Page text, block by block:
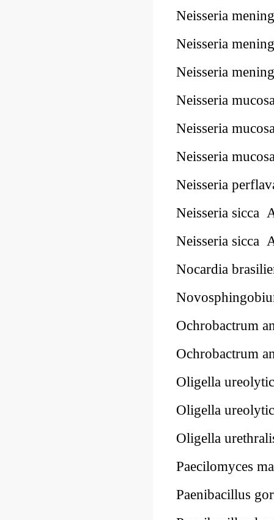
Neisseria
Neisseria
Neisseria
Neisseria
Neisseria
Neisseria
Neisseria
Neisseria sicca
Neisseria sicca
Nocardia
Ochrobactrum
Ochrobactrum
Oligella
Oligella
Oligella
Paecilomyces
Paenibacillus